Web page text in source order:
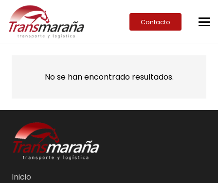
Contacto
No se han encontrado resultados.
Inicio